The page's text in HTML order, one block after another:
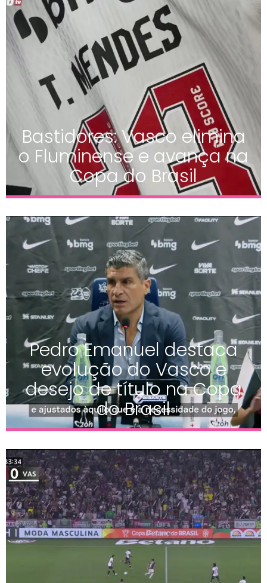
Bastidores: Vasco elimina
o Fluminense e avança na
Copa do Brasil
Pedro Emanuel destaca
evolução do Vasco e
desejo de título na Copa
do Brasil